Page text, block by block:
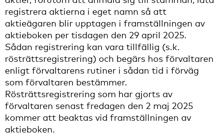
registrera aktierna i eget namn så att
aktieägaren blir upptagen i framställningen av
aktieboken per tisdagen den 29 april 2025.
Sådan registrering kan vara tillfällig (s.k.
rösträttsregistrering) och begärs hos förvaltaren
enligt förvaltarens rutiner i sådan tid i förväg
som förvaltaren bestämmer.
Rösträttsregistrering som har gjorts av
förvaltaren senast fredagen den 2 maj 2025
kommer att beaktas vid framställningen av
aktieboken.